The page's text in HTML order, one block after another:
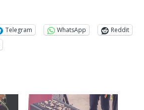
Telegram
WhatsApp
Reddit